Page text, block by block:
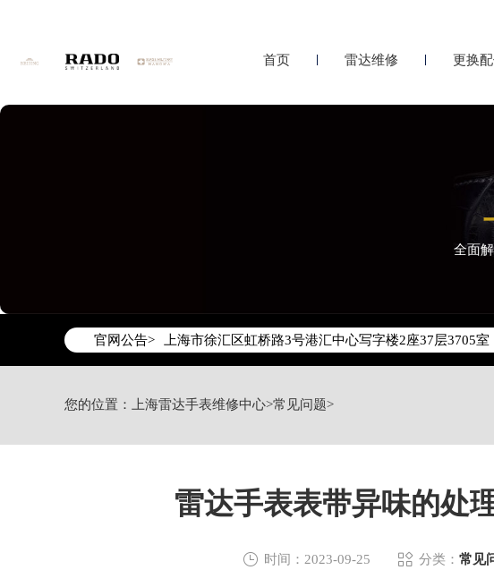
首页 雷达维修 更换
全面
官网公告>
2026年6月上海市雷达官方售后客户服务热线：400-
上海市徐汇区虹桥路3号港汇中心写字楼2座37层3705室
上海市黄浦区南京东路299号宏伊国际广场写字楼8层
上海市黄浦区南京东路299号宏伊国际广场写字楼8层
节假日正常营业！
您的位置： 上海雷达手表维修中心>常见问题>
雷达手表表带异味的处
 时间：2023-09-25  分类： 常见